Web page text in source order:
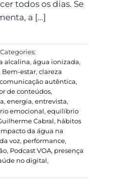
todos os dias. Se
a [...]
Categories:
alcalina, água ionizada,
Bem-estar, clareza
comunicação autêntica,
de conteúdos,
, energia, entrevista,
emocional, equilíbrio
Cabral, hábitos
da água na
voz, performance,
, Podcast VOA, presença
no digital,